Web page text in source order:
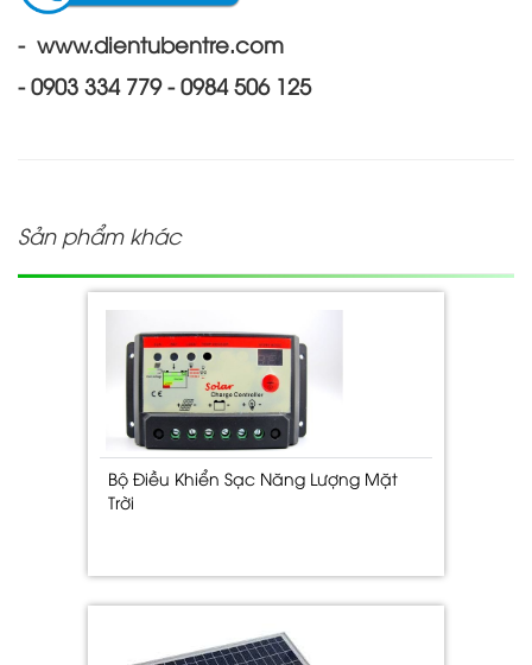
- www.dientubentre.com
- 0903 334 779 - 0984 506 125
Sản phẩm khác
Bộ Điều Khiển Sạc Năng Lượng Mặt
Trời